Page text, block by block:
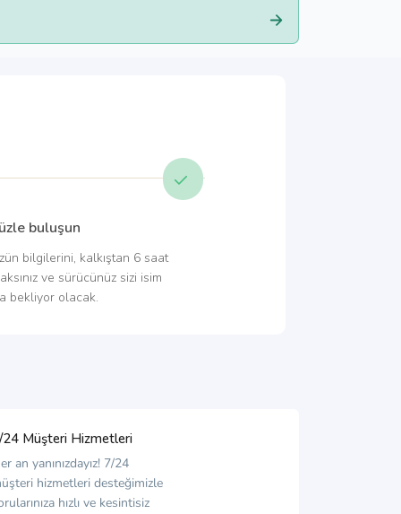
buluşun
bilgilerini, kalkıştan 6 saat
ve sürücünüz sizi isim
bekliyor olacak.
24 Müşteri Hizmetleri
an yanınızdayız! 7/24
hizmetleri desteğimizle
hızlı ve kesintisiz